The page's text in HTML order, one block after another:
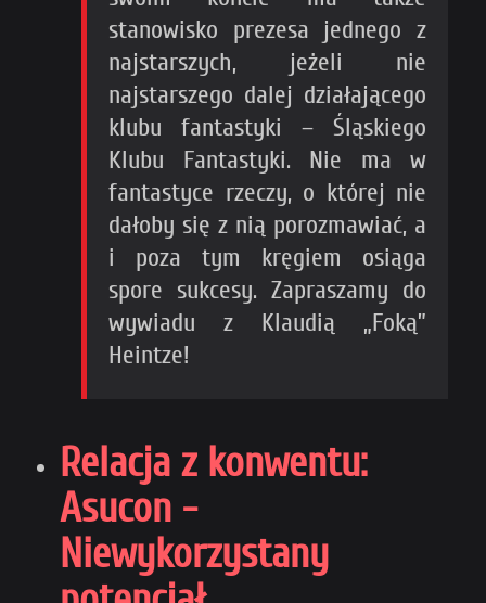
stanowisko prezesa jednego z
najstarszych, jeżeli nie
najstarszego dalej działającego
klubu fantastyki – Śląskiego
Klubu Fantastyki. Nie ma w
fantastyce rzeczy, o której nie
dałoby się z nią porozmawiać, a
i poza tym kręgiem osiąga
spore sukcesy. Zapraszamy do
wywiadu z Klaudią „Foką”
Heintze!
Relacja z konwentu:
Asucon -
Niewykorzystany